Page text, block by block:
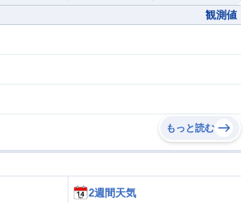
観測値
もっと読む
2週間天気